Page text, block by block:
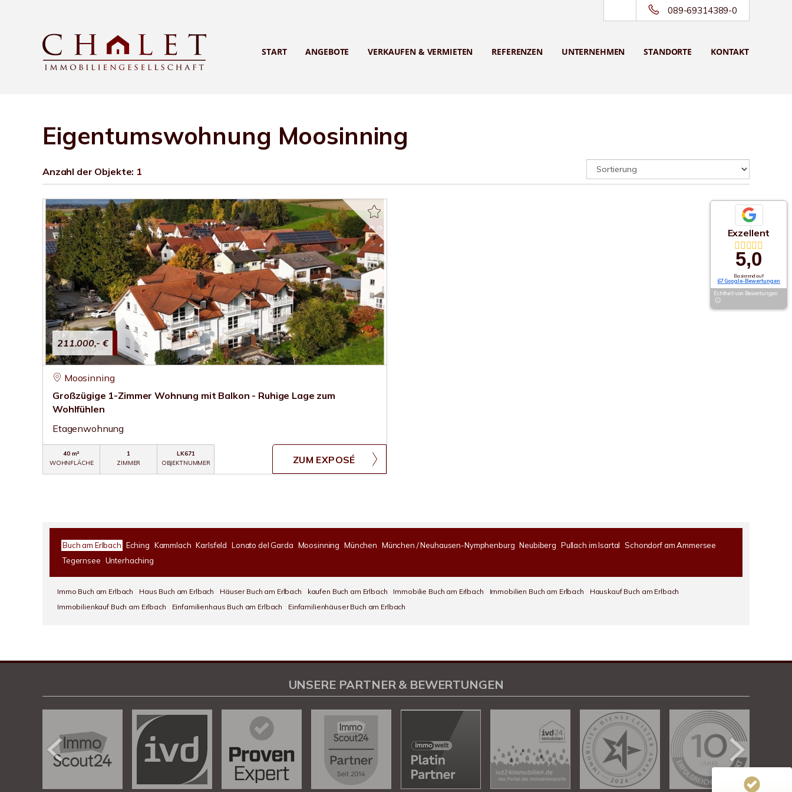
089-69314389-0
START ANGEBOTE VERKAUFEN & VERMIETEN REFERENZEN UNTERNEHMEN STANDORTE KONTAKT
Eigentumswohnung Moosinning
Anzahl der Objekte: 1
211.000,- €
Moosinning
Großzügige 1-Zimmer Wohnung mit Balkon - Ruhige Lage zum
Wohlfühlen
Etagenwohnung
40 m²
WOHNFLÄCHE
1
ZIMMER
LK671
OBJEKTNUMMER
ZUM EXPOSÉ
Buch am Erlbach Eching Kammlach Karlsfeld Lonato del Garda Moosinning München München / Neuhausen-Nymphenburg Neubiberg Pullach im Isartal Schondorf am Ammersee
Tegernsee Unterhaching
Immo Buch am Erlbach Haus Buch am Erlbach Häuser Buch am Erlbach kaufen Buch am Erlbach Immobilie Buch am Erlbach Immobilien Buch am Erlbach
Hauskauf Buch am Erlbach
Immobilienkauf Buch am Erlbach
Einfamilienhaus Buch am Erlbach Einfamilienhäuser Buch am Erlbach
Exzellent
5,0
Basierend auf
67 Google-Bewertungen
Echtheit von Bewertungen
UNSERE PARTNER & BEWERTUNGEN
100%
Empfehlungen auf
ProvenExpert.com
SEHR GUT
4,78 / 5,00
39
Bewertungen auf
ProvenExpert.com
313
Bewertungen von 3
anderen Quellen